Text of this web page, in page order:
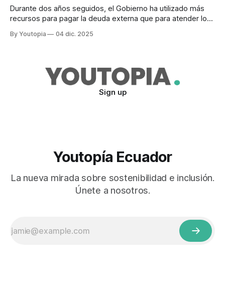
Durante dos años seguidos, el Gobierno ha utilizado más
recursos para pagar la deuda externa que para atender los
By Youtopia 04 dic. 2025
Sign up
Youtopía Ecuador
La nueva mirada sobre sostenibilidad e inclusión.
Únete a nosotros.